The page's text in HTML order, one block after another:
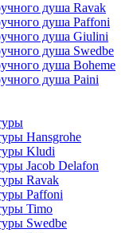
душа Ravak
душа Paffoni
душа Giulini
душа Swedbe
душа Boheme
душа Paini
Hansgrohe
Kludi
Jacob Delafon
Ravak
Paffoni
Timo
Swedbe